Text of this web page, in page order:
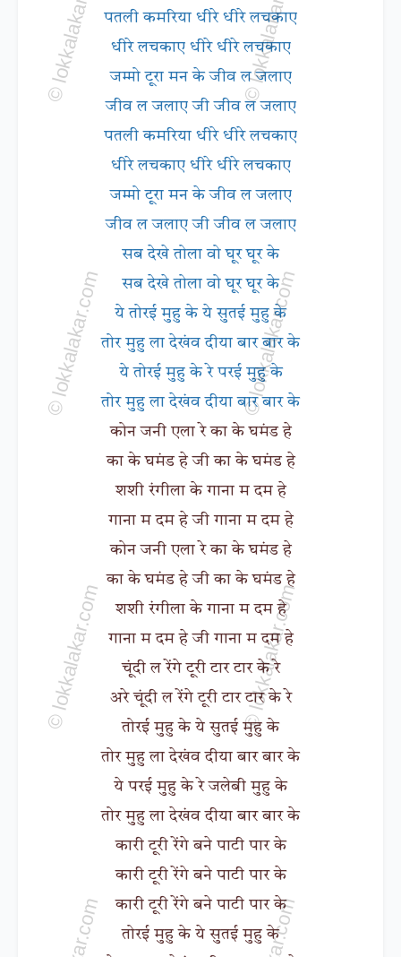
पतली कमरिया धीरे धीरे लचकाए
धीरे लचकाए धीरे धीरे लचकाए
जम्मो टूरा मन के जीव ल जलाए
जीव ल जलाए जी जीव ल जलाए
पतली कमरिया धीरे धीरे लचकाए
धीरे लचकाए धीरे धीरे लचकाए
जम्मो टूरा मन के जीव ल जलाए
जीव ल जलाए जी जीव ल जलाए
सब देखे तोला वो घूर घूर के
सब देखे तोला वो घूर घूर के
ये तोरई मुहु के ये सुतई मुहु के
तोर मुहु ला देखंव दीया बार बार के
ये तोरई मुहु के रे परई मुहु के
तोर मुहु ला देखंव दीया बार बार के
कोन जनी एला रे का के घमंड हे
का के घमंड हे जी का के घमंड हे
शशी रंगीला के गाना म दम हे
गाना म दम हे जी गाना म दम हे
कोन जनी एला रे का के घमंड हे
का के घमंड हे जी का के घमंड हे
शशी रंगीला के गाना म दम हे
गाना म दम हे जी गाना म दम हे
चूंदी ल रेंगे टूरी टार टार के रे
अरे चूंदी ल रेंगे टूरी टार टार के रे
तोरई मुहु के ये सुतई मुहु के
तोर मुहु ला देखंव दीया बार बार के
ये परई मुहु के रे जलेबी मुहु के
तोर मुहु ला देखंव दीया बार बार के
कारी टूरी रेंगे बने पाटी पार के
कारी टूरी रेंगे बने पाटी पार के
कारी टूरी रेंगे बने पाटी पार के
तोरई मुहु के ये सुतई मुहु के